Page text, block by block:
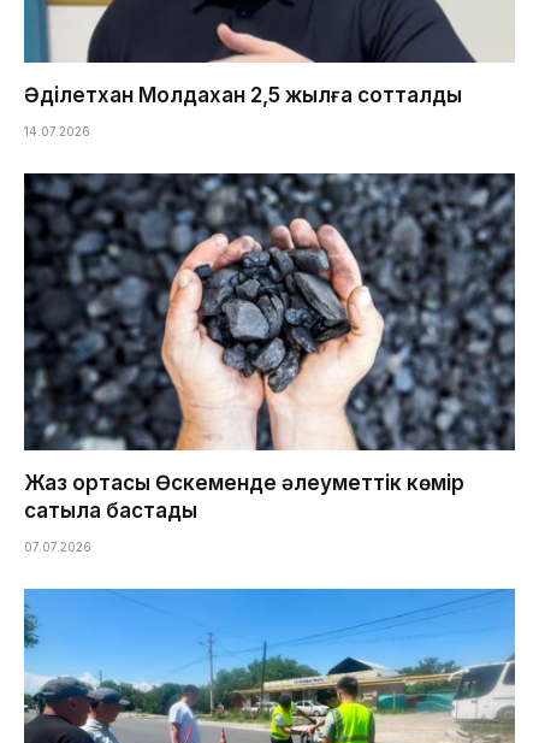
Әділетхан Молдахан 2,5 жылға сотталды
14.07.2026
Жаз ортасы Өскеменде әлеуметтік көмір
сатыла бастады
07.07.2026